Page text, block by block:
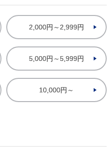
2,000円～2,999円
5,000円～5,999円
10,000円～